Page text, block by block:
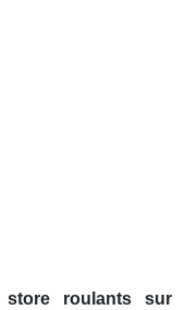
store roulants sur